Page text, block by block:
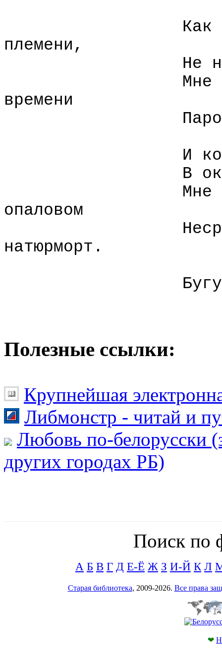
племени,
Не
Мне
времени
И
В
Мне
опаловом
натюрморт.
Полезные ссылки:
Крупнейшая
Либмонстр - читай и
Любовь по-белорусски
других городах РБ)
Поиск по
А Б В Г Д Е-Ё Ж З И-Й К Л
Старая библиотека, 2009-2026. Все права
❤